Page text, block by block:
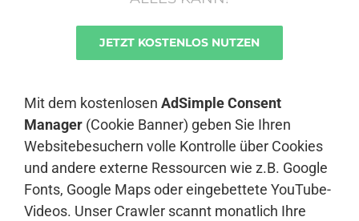
JETZT KOSTENLOS NUTZEN
Mit dem kostenlosen AdSimple Consent
Manager (Cookie Banner) geben Sie Ihren
Websitebesuchern volle Kontrolle über Cookies
und andere externe Ressourcen wie z.B. Google
Fonts, Google Maps oder eingebettete YouTube-
Videos. Unser Crawler scannt monatlich Ihre